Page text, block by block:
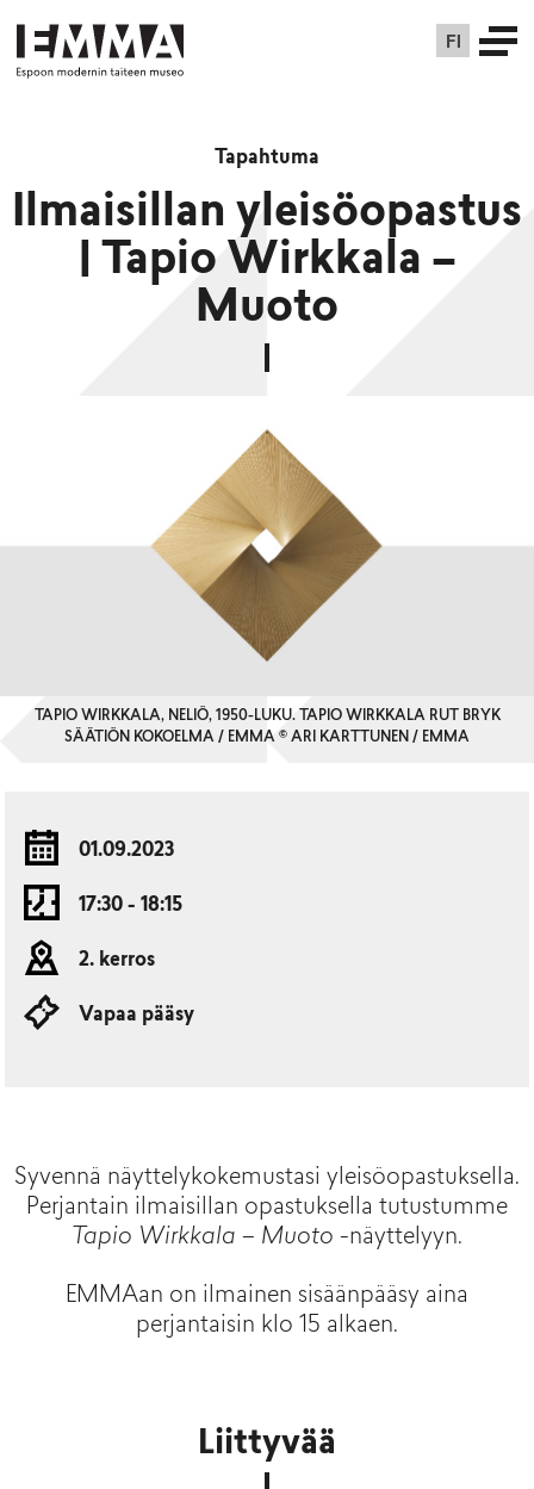
FI
Tapahtuma
Ilmaisillan yleisöopastus
| Tapio Wirkkala –
Muoto
TAPIO WIRKKALA, NELIÖ, 1950-LUKU. TAPIO WIRKKALA RUT BRYK
SÄÄTIÖN KOKOELMA / EMMA © ARI KARTTUNEN / EMMA
01.09.2023
17:30 - 18:15
2. kerros
Vapaa pääsy
Syvennä näyttelykokemustasi yleisöopastuksella.
Perjantain ilmaisillan opastuksella tutustumme
Tapio Wirkkala – Muoto -näyttelyyn.
EMMAan on ilmainen sisäänpääsy aina
perjantaisin klo 15 alkaen.
Liittyvää